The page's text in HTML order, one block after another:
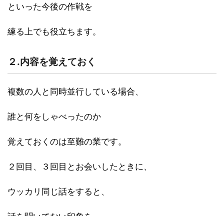
といった今後の作戦を
練る上でも役立ちます。
２.内容を覚えておく
複数の人と同時並行している場合、
誰と何をしゃべったのか
覚えておくのは至難の業です。
２回目、３回目とお会いしたときに、
ウッカリ同じ話をすると、